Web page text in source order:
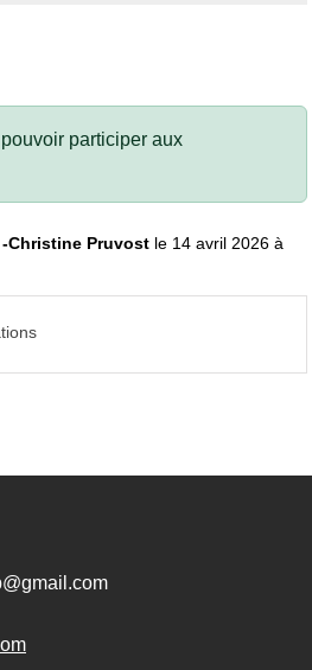
participer aux
-Christine Pruvost le 14 avril 2026 à